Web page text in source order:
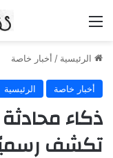
الرئيسية / أخبار خاصة
أخبار خاصة الرئيسية
ذكاء
تكشف